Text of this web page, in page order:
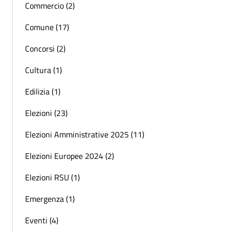
Commercio (2)
Comune (17)
Concorsi (2)
Cultura (1)
Edilizia (1)
Elezioni (23)
Elezioni Amministrative 2025 (11)
Elezioni Europee 2024 (2)
Elezioni RSU (1)
Emergenza (1)
Eventi (4)